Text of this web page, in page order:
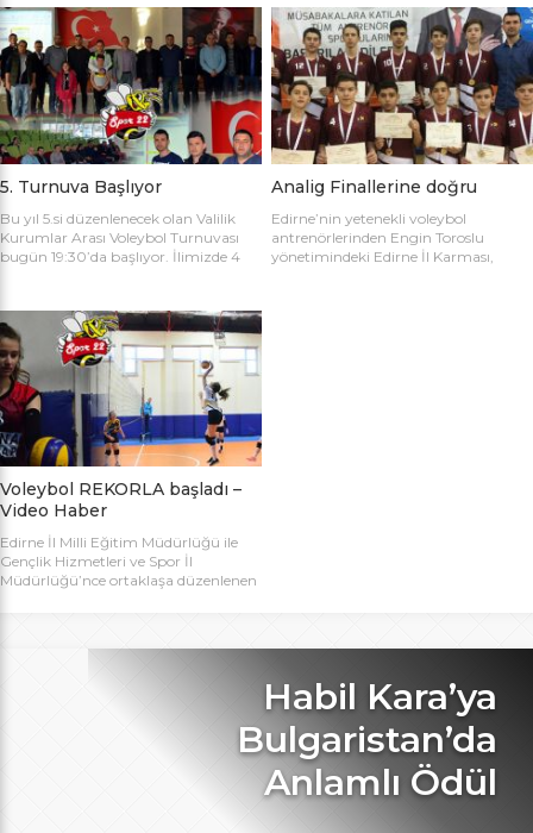
Kadınlar Voleybol 2. Ligi’ne devam
edilirken Edirnespor Kadın Voleybol
Takımı Mimar Sinan Spor Salonu’nda
kendi seyircisi önünde ilk maçına çıktı.
İlk maçında deplasmanda Bursa
Nilüfer Belediyesi’ne 3-0 mağlup
olmuştu. İkinci maçında konuk ettiği
Biga […]
ile Ecacılar Odası karşı karşıya geldi.
Maçı üçyüzden fazla voleybol sever
izledi. Takımlar sahaya şu kadrolarla
çıktılar: Voleybol Hakemleri: Oğulcan
Kuru, Öyküm Akıncı, Ecem Göçmen,
Özge Göktaş, Rabia Acun, Gökay
Karatop, Semih Sormaz, Coşkun
Özsoy […]
5. Turnuva Başlıyor
Bu yıl 5.si düzenlenecek olan Valilik
Kurumlar Arası Voleybol Turnuvası
bugün 19:30’da başlıyor. İlimizde 4
bugün başlıyor. Toplamda 14 takımın
katılımıyla düzenlenen 5. Valilik
Voleybol Turnuvasının teknik
toplantısı ve kura çekimi Aliço
Pehlivan Sporcu Eğitim Merkezi
Toplantı Salonu’nda yapıldı.
Toplantıya Voleybol hakemi ve
antrenörü Engin Toroslu, Ayhan […]
Analig Finallerine doğru
Edirne’nin yetenekli voleybol
antrenörlerinden Engin Toroslu
yönetimindeki Edirne İl Karması,
Voleybol REKORLA başladı –
Video Haber
Edirne İl Milli Eğitim Müdürlüğü ile
Gençlik Hizmetleri ve Spor İl
Müdürlüğü’nce ortaklaşa düzenlenen
Habil Kara’ya
Bulgaristan’da
Anlamlı Ödül